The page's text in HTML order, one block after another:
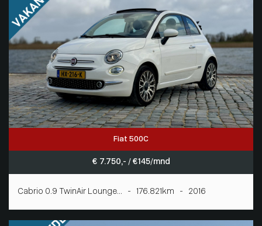
Fiat 500C
€ 7.750,- / € 145/mnd
Cabrio 0.9 TwinAir Lounge... - 176.821km - 2016